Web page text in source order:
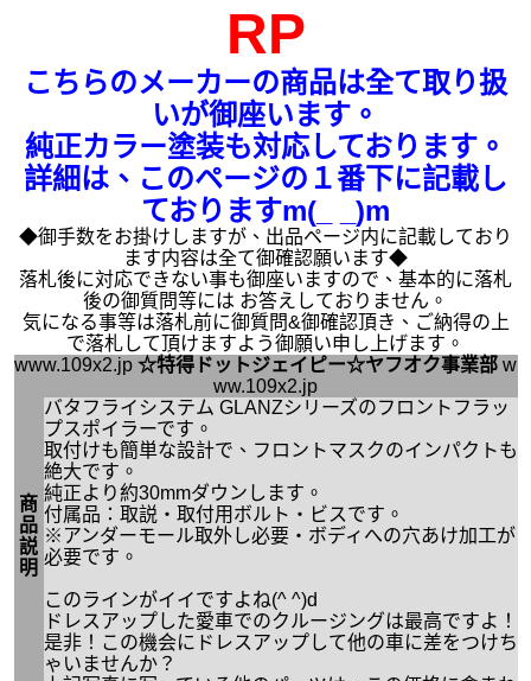
RP
こちらのメーカーの商品は全て取り扱
いが御座います。
純正カラー塗装も対応しております。
詳細は、このページの１番下に記載し
ておりますm(_ _)m
◆御手数をお掛けしますが、出品ページ内に記載しており
ます内容は全て御確認願います◆
落札後に対応できない事も御座いますので、基本的に落札
後の御質問等には お答えしておりません。
気になる事等は落札前に御質問&御確認頂き、ご納得の上
で落札して頂けますよう御願い申し上げます。
www.109x2.jp ☆特得ドットジェイピー☆ヤフオク事業部 w
ww.109x2.jp
商
品
説
明
バタフライシステム GLANZシリーズのフロントフラッ
プスポイラーです。
取付けも簡単な設計で、フロントマスクのインパクトも
絶大です。
純正より約30mmダウンします。
付属品：取説・取付用ボルト・ビスです。
※アンダーモール取外し必要・ボディへの穴あけ加工が
必要です。
このラインがイイですよね(^ ^)d
ドレスアップした愛車でのクルージングは最高ですよ！
是非！この機会にドレスアップして他の車に差をつけち
ゃいませんか？